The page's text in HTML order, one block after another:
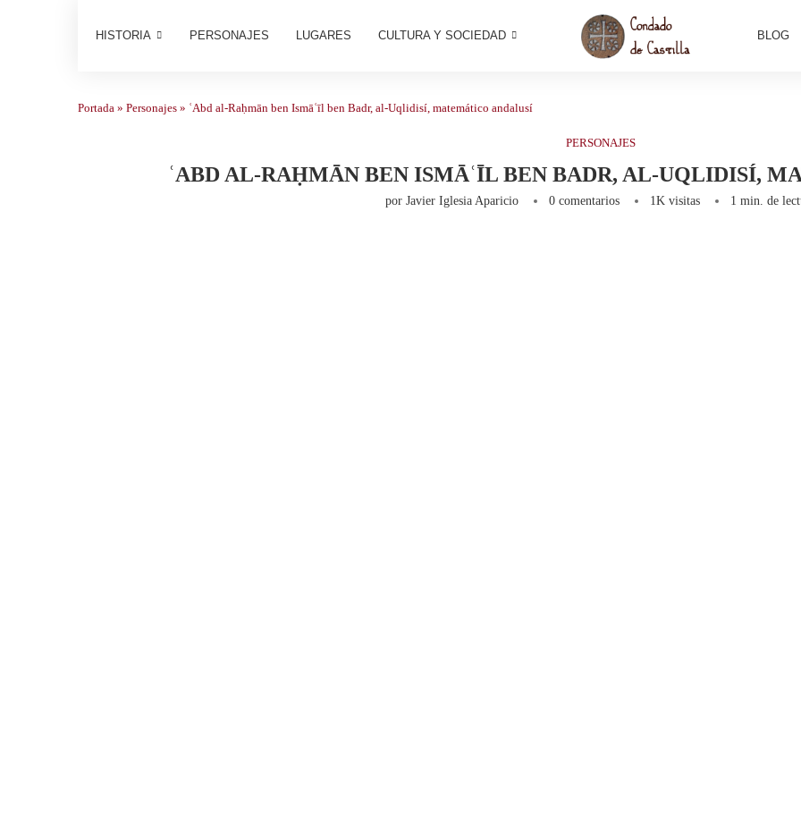
HISTORIA PERSONAJES LUGARES CULTURA Y SOCIEDAD BLOG
Portada » Personajes » ʿAbd al-Raḥmān ben Ismāʿīl ben Badr, al-Uqlidisí, matemático andalusí
PERSONAJES
ʿABD AL-RAḤMĀN BEN ISMĀʿĪL BEN BADR, AL-UQLIDISÍ,
por Javier Iglesia Aparicio 0 comentarios 1K visitas 1 min. de